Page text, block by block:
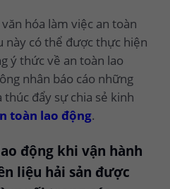
hóa làm việc an toàn
có thể được thực hiện
ý thức về an toàn lao
nhân báo cáo những
đẩy sự chia sẻ kinh
toàn lao động.
động khi vận hành
liệu hải sản được